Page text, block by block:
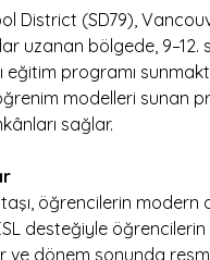
District (SD79),
uzanan bölgede, 9–12.
programı
modelleri sunan
sağlar.
taşı, öğrencilerin
desteğiyle
ve dönem sonunda